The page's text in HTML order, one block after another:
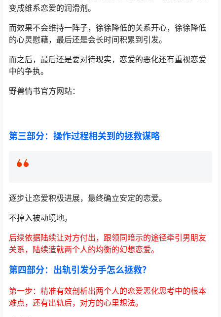
变成维系恋爱的润滑剂。
而效果不会维持一阵子，徐徐降低的关系开心，徐徐降低
的心灵慰藉，最后还是会长时间积累到引发。
而之后，最后还是要对待现实，恋爱的恶化还有重视恋爱
中的争执。
野兽情书官方网站：
第三部分：操作过程相关到的拯救谋略
逐步让恋爱积极进展，最终确立安定的恋爱。
不掉入被动境地。
后续依据陆续让对方付出，跟领同暗示的途径牵引男朋友
关系，陆续造就两个人的均衡的幻想恋爱。
第四部分：出轨引发分手怎么拯救？
第一步：精准有效剖析出两个人的恋爱恶化思考中的根本
难点，还有出轨后，对方的心里想法。